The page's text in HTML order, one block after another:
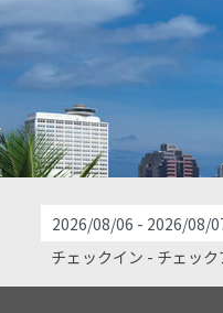
チェックイン - チェック